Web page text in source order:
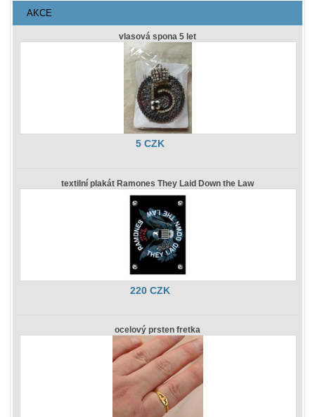
AKCE
vlasová spona 5 let
5 CZK
textilní plakát Ramones They Laid Down the Law
220 CZK
ocelový prsten fretka